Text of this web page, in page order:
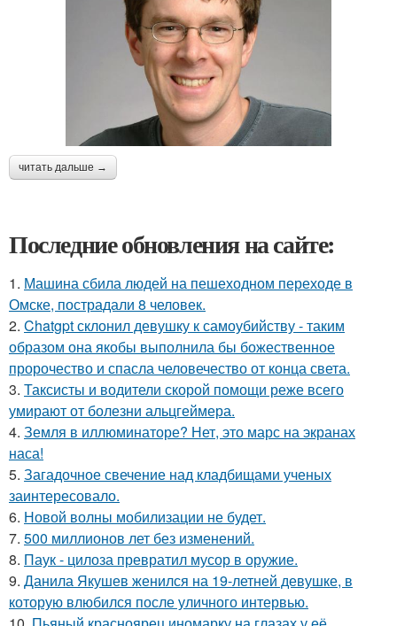
читать дальше →
Последние обновления на сайте:
1. Машина сбила людей на пешеходном переходе в
Омске, пострадали 8 человек.
2. Chatgpt склонил девушку к самоубийству - таким
образом она якобы выполнила бы божественное
пророчество и спасла человечество от конца света.
3. Таксисты и водители скорой помощи реже всего
умирают от болезни альцгеймера.
4. Земля в иллюминаторе? Нет, это марс на экранах
наса!
5. Загадочное свечение над кладбищами ученых
заинтересовало.
6. Новой волны мобилизации не будет.
7. 500 миллионов лет без изменений.
8. Паук - цилоза превратил мусор в оружие.
9. Данила Якушев женился на 19-летней девушке, в
которую влюбился после уличного интервью.